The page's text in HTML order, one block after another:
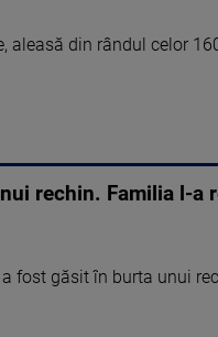
aleasă din rândul celor
rechin. Familia l-a
fost găsit în burta unui